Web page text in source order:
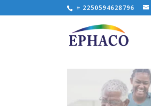
+ 2250594628796